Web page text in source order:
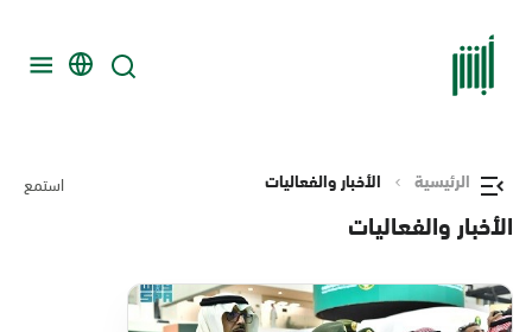
الرئيسية الأخبار والفعاليات استمع
الأخبار والفعاليات